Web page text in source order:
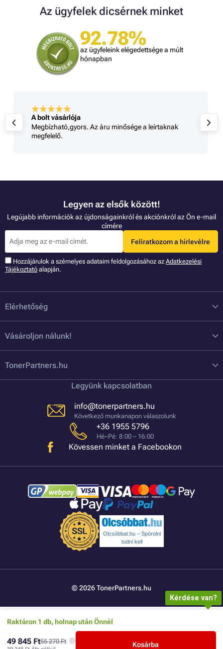
Raktáron 1 db, holnap után Önnél
49 845 Ft55 270 Ft Kosárba
Az ügyfelek dicsérnek minket
92.78%
az ügyfeleink elégedettsége a múlt
hónapban
A bolt vásárlója
Megbízható,gyors. Az áru minősége a leírtaknak
megfelelő.
Legyen az elsők között!
Legújabb információk az újdonságainkról és akciónkról az Ön e-mail
címére
Feliratkozom a hírlevélre
Hozzájárulok a szémelyes adataim feldolgozásához az Adatkezelési
Tájékoztató alapján.
Elérhetőség
Vásároljon nálunk!
TonerPartners.hu
Legyünk kapcsolatban
info@tonerpartners.hu
Következő munkanapon válaszolunk
+36 1955 5796
Hé–Pé: 8:00 – 16:00
Kövessen minket a Facebookon
Olcsóbbat.hu – Spórolni
tudni kell
© 2026 TonerPartners.hu
Kérdése van?